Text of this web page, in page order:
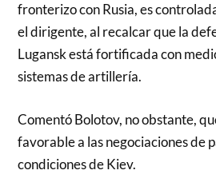
fronterizo con Rusia, es
el dirigente, al recalcar que la
Lugansk está fortificada con
sistemas de artillería.
Comentó Bolotov, no obstante,
favorable a las negociaciones de
condiciones de Kiev.